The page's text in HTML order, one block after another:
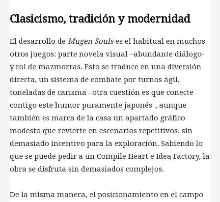
Clasicismo, tradición y modernidad
El desarrollo de Mugen Soulses el habitual en muchos
otros juegos: parte novela visual –abundante diálogo-
y rol de mazmorras. Esto se traduce en una diversión
directa, un sistema de combate por turnos ágil,
toneladas de carisma –otra cuestión es que conecte
contigo este humor puramente japonés-, aunque
también es marca de la casa un apartado gráfico
modesto que revierte en escenarios repetitivos, sin
demasiado incentivo para la exploración. Sabiendo lo
que se puede pedir a un Compile Heart e Idea Factory, la
obra se disfruta sin demasiados complejos.
De la misma manera, el posicionamiento en el campo